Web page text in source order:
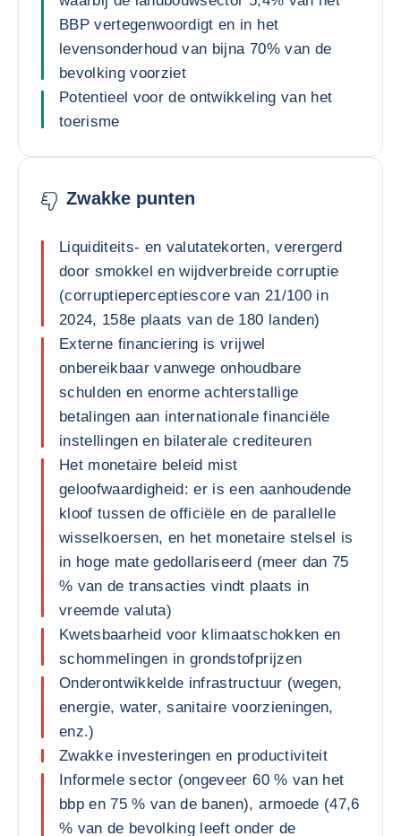
BBP vertegenwoordigt en in het
levensonderhoud van bijna 70% van de
bevolking voorziet
Potentieel voor de ontwikkeling van het
toerisme
Zwakke punten
Liquiditeits- en valutatekorten, verergerd
door smokkel en wijdverbreide corruptie
(corruptieperceptiescore van 21/100 in
2024, 158e plaats van de 180 landen)
Externe financiering is vrijwel
onbereikbaar vanwege onhoudbare
schulden en enorme achterstallige
betalingen aan internationale financiële
instellingen en bilaterale crediteuren
Het monetaire beleid mist
geloofwaardigheid: er is een aanhoudende
kloof tussen de officiële en de parallelle
wisselkoersen, en het monetaire stelsel is
in hoge mate gedollariseerd (meer dan 75
% van de transacties vindt plaats in
vreemde valuta)
Kwetsbaarheid voor klimaatschokken en
schommelingen in grondstofprijzen
Onderontwikkelde infrastructuur (wegen,
energie, water, sanitaire voorzieningen,
enz.)
Zwakke investeringen en productiviteit
Informele sector (ongeveer 60 % van het
bbp en 75 % van de banen), armoede (47,6
% van de bevolking leeft onder de